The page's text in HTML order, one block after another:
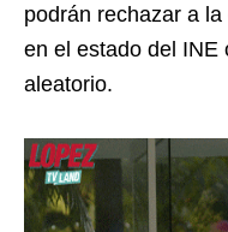
podrán rechazar a
en el estado del INE
aleatorio.